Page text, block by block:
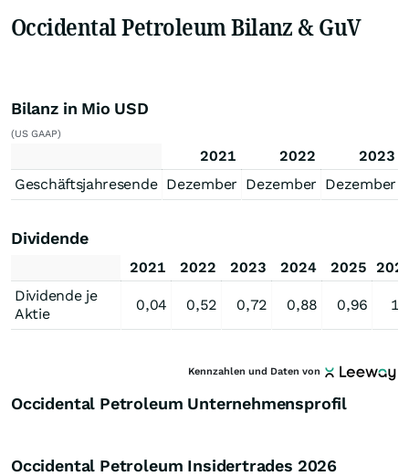
Occidental Petroleum Bilanz & GuV
Bilanz in Mio USD
(US GAAP)
2021 2022
2023
Geschäftsjahresende Dezember Dezember Dezember
Dividende
2021 2022 2023 2024 2025
Dividende je
Aktie
0,04 0,52 0,72 0,88 0,96
Kennzahlen und Daten von
Occidental Petroleum Unternehmensprofil
Occidental Petroleum Insidertrades 2026